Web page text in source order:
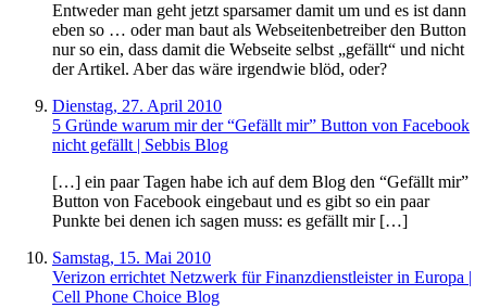
Entweder man geht jetzt sparsamer damit um und es ist dann
eben so … oder man baut als Webseitenbetreiber den Button
nur so ein, dass damit die Webseite selbst „gefällt“ und nicht
der Artikel. Aber das wäre irgendwie blöd, oder?
Dienstag, 27. April 2010
5 Gründe warum mir der “Gefällt mir” Button von Facebook
nicht gefällt | Sebbis Blog
[…] ein paar Tagen habe ich auf dem Blog den “Gefällt mir”
Button von Facebook eingebaut und es gibt so ein paar
Punkte bei denen ich sagen muss: es gefällt mir […]
Samstag, 15. Mai 2010
Verizon errichtet Netzwerk für Finanzdienstleister in Europa |
Cell Phone Choice Blog